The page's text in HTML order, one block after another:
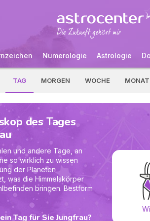
Numerologie Astrologie
TAG MORGEN WOCHE MONAT
des Tages
und andere Tage, an
so wirklich zu wissen
der Planeten
was die Himmelskörper
bringen. Bestform
Tag für Sie Jungfrau?